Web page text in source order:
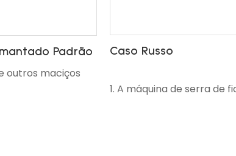
Padrão
outros maciços
Caso Russo
1. A máquina de serra de